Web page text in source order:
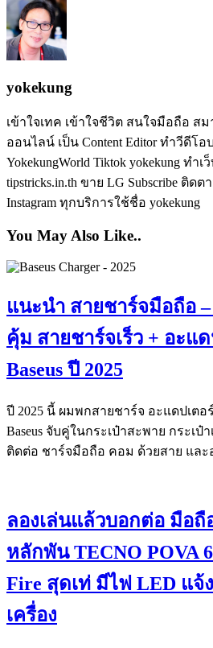
yokekung
เข้าใจเทค เข้าใจชีวิต สนใจมือถือ ส
ออนไลน์ เป็น Content Editor ทำวีดีโอ
YokekungWorld Tiktok yokekung ทำเ
tipstricks.in.th ขาย LG Subscribe ติดต
Instagram ทุกบริการใช้ชื่อ yokekung
You May Also Like..
แนะนำ สายชาร์จมือถือ
คุ้ม สายชาร์จเร็ว + อะแ
Baseus ปี 2025
ปี 2025 นี้ ผมพกสายชาร์จ อะแดปเตอ
Baseus จับคู่ในกระเป๋าสะพาย กระเป๋
ติดต่อ ชาร์จมือถือ คอม ด้วยสาย และ
ลองเล่นแล้วบอกต่อ มือถื
หลักพัน TECNO POVA
Fire สุดเท่ มีไฟ LED แจ้
เครื่อง